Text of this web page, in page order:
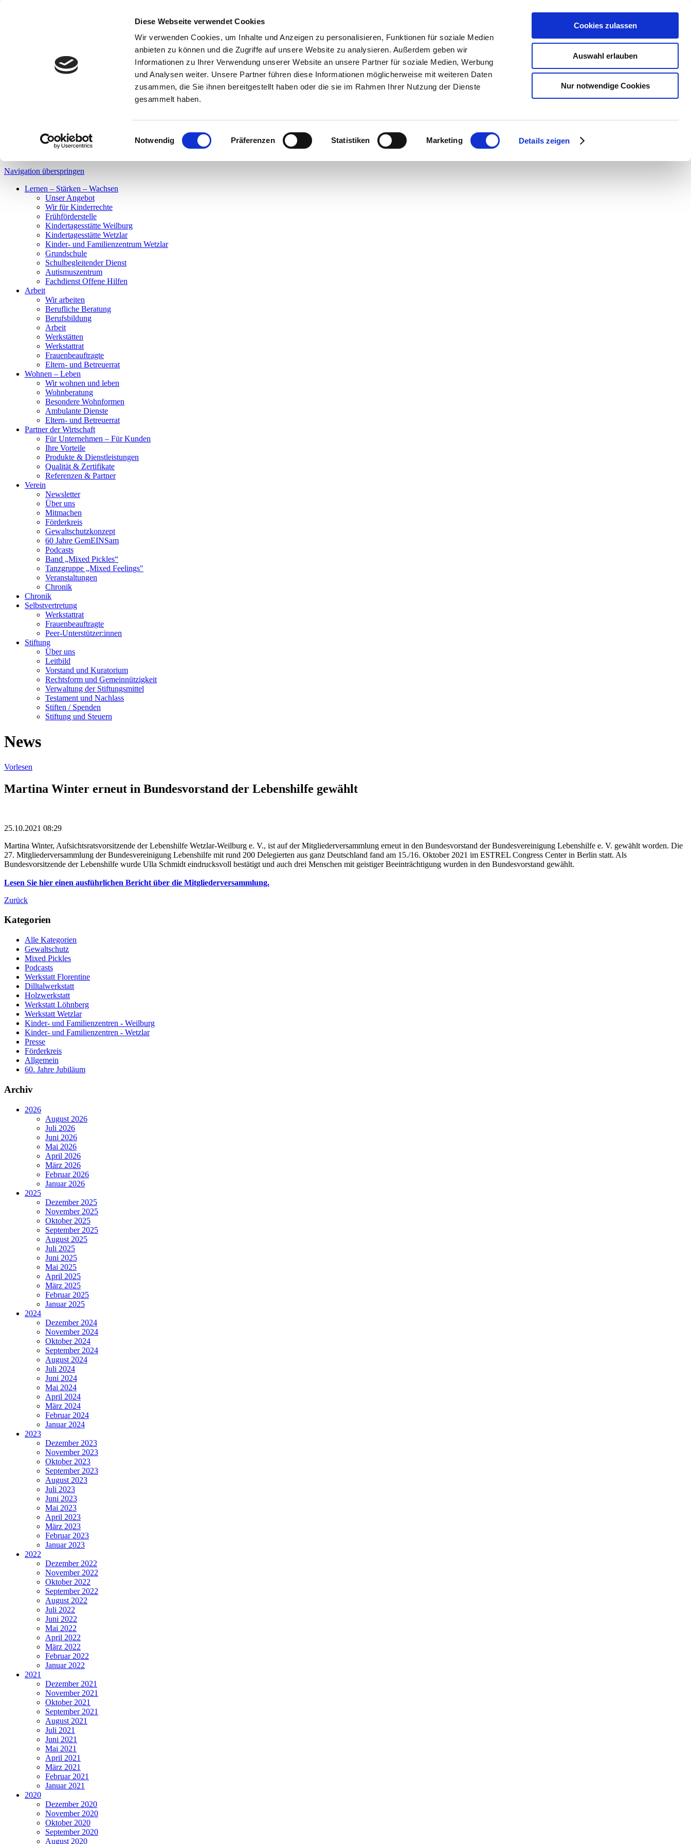
Diese Webseite verwendet Cookies
Wir verwenden Cookies, um Inhalte und Anzeigen zu personalisieren, Funktionen für soziale Medien
anbieten zu können und die Zugriffe auf unsere Website zu analysieren. Außerdem geben wir
Informationen zu Ihrer Verwendung unserer Website an unsere Partner für soziale Medien, Werbung
und Analysen weiter. Unsere Partner führen diese Informationen möglicherweise mit weiteren Daten
zusammen, die Sie ihnen bereitgestellt haben oder die sie im Rahmen Ihrer Nutzung der Dienste
gesammelt haben.
Einwilligungsauswahl
Notwendig Präferenzen Statistiken Marketing Details zeigen
Cookies zulassen
Auswahl erlauben
Nur notwendige Cookies
Leichte Sprache ist
Navigation überspringen
Lernen – Stärken – Wachsen
Unser Angebot
Wir für Kinderrechte
Frühförderstelle
Kindertagesstätte Weilburg
Kindertagesstätte Wetzlar
Kinder- und Familienzentrum Wetzlar
Grundschule
Schulbegleitender Dienst
Autismuszentrum
Fachdienst Offene Hilfen
Arbeit
Wir arbeiten
Berufliche Beratung
Berufsbildung
Arbeit
Werkstätten
Werkstattrat
Frauenbeauftragte
Eltern- und Betreuerrat
Wohnen – Leben
Wir wohnen und leben
Wohnberatung
Besondere Wohnformen
Ambulante Dienste
Eltern- und Betreuerrat
Partner der Wirtschaft
Für Unternehmen – Für Kunden
Ihre Vorteile
Produkte & Dienstleistungen
Qualität & Zertifikate
Referenzen & Partner
Verein
Newsletter
Über uns
Mitmachen
Förderkreis
Gewaltschutzkonzept
60 Jahre GemEINSam
Podcasts
Band „Mixed Pickles“
Tanzgruppe „Mixed Feelings"
Veranstaltungen
Chronik
Chronik
Selbstvertretung
Werkstattrat
Frauenbeauftragte
Peer-Unterstützer:innen
Stiftung
Über uns
Leitbild
Vorstand und Kuratorium
Rechtsform und Gemeinnützigkeit
Verwaltung der Stiftungsmittel
Testament und Nachlass
Stiften / Spenden
Stiftung und Steuern
News
Vorlesen
Martina Winter erneut in Bundesvorstand der Lebenshilfe gewählt
25.10.2021 08:29
Martina Winter, Aufsichtsratsvorsitzende der Lebenshilfe Wetzlar-Weilburg e. V., ist auf der Mitgliederversammlung erneut in den Bundesvorstand der Bundesvereinigung Lebenshilfe e. V. gewählt worden. Die
27. Mitgliederversammlung der Bundesvereinigung Lebenshilfe mit rund 200 Delegierten aus ganz Deutschland fand am 15./16. Oktober 2021 im ESTREL Congress Center in Berlin statt. Als
Bundesvorsitzende der Lebenshilfe wurde Ulla Schmidt eindrucksvoll bestätigt und auch drei Menschen mit geistiger Beeinträchtigung wurden in den Bundesvorstand gewählt.
Lesen Sie hier einen ausführlichen Bericht über die Mitgliederversammlung.
Zurück
Kategorien
Alle Kategorien
Gewaltschutz
Mixed Pickles
Podcasts
Werkstatt Florentine
Dilltalwerkstatt
Holzwerkstatt
Werkstatt Löhnberg
Werkstatt Wetzlar
Kinder- und Familienzentren - Weilburg
Kinder- und Familienzentren - Wetzlar
Presse
Förderkreis
Allgemein
60. Jahre Jubiläum
Archiv
2026
August 2026
Juli 2026
Juni 2026
Mai 2026
April 2026
März 2026
Februar 2026
Januar 2026
2025
Dezember 2025
November 2025
Oktober 2025
September 2025
August 2025
Juli 2025
Juni 2025
Mai 2025
April 2025
März 2025
Februar 2025
Januar 2025
2024
Dezember 2024
November 2024
Oktober 2024
September 2024
August 2024
Juli 2024
Juni 2024
Mai 2024
April 2024
März 2024
Februar 2024
Januar 2024
2023
Dezember 2023
November 2023
Oktober 2023
September 2023
August 2023
Juli 2023
Juni 2023
Mai 2023
April 2023
März 2023
Februar 2023
Januar 2023
2022
Dezember 2022
November 2022
Oktober 2022
September 2022
August 2022
Juli 2022
Juni 2022
Mai 2022
April 2022
März 2022
Februar 2022
Januar 2022
2021
Dezember 2021
November 2021
Oktober 2021
September 2021
August 2021
Juli 2021
Juni 2021
Mai 2021
April 2021
März 2021
Februar 2021
Januar 2021
2020
Dezember 2020
November 2020
Oktober 2020
September 2020
August 2020